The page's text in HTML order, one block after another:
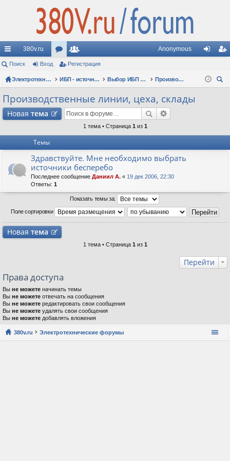
с
ы
лк
380v.ru
ор
ум
ол
ьз
ат
Anonymous
д ис
Поиск Вход Регистрация
Электротехнические форумы ИБП - источники бесперебойного питания Выбор ИБП по сфере применения (рекомендации, советы, опыт эксплуатации)
Производственные линии, цеха, склады
Производственные линии, цеха, склады
Новая тема
1 тема • Страница 1 из 1
Темы
Здравствуйте. Мне необходимо выбрать
источники бесперебо
Последнее сообщение Даниил А. « 19 дек 2006, 22:30
Ответы: 1
Показать темы за:
Поле сортировки
Новая тема
1 тема • Страница 1 из 1
Перейти
Права доступа
Вы не можете начинать темы
Вы не можете отвечать на сообщения
Вы не можете редактировать свои сообщения
Вы не можете удалять свои сообщения
Вы не можете добавлять вложения
380v.ru Электротехнические форумы